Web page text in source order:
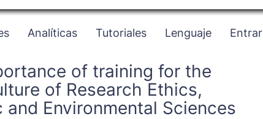
Analíticas Tutoriales Lenguaje Entrar
of training for the
of Research Ethics,
Environmental Sciences